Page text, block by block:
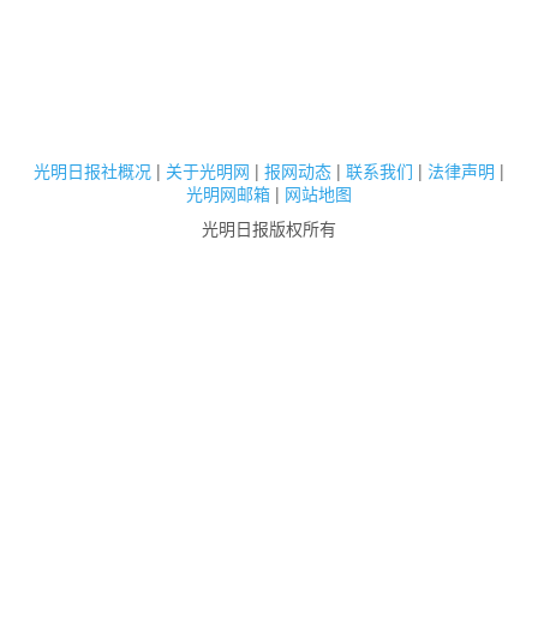
光明日报社概况 | 关于光明网 | 报网动态 | 联系我们 | 法律声明 |
光明网邮箱 | 网站地图
光明日报版权所有